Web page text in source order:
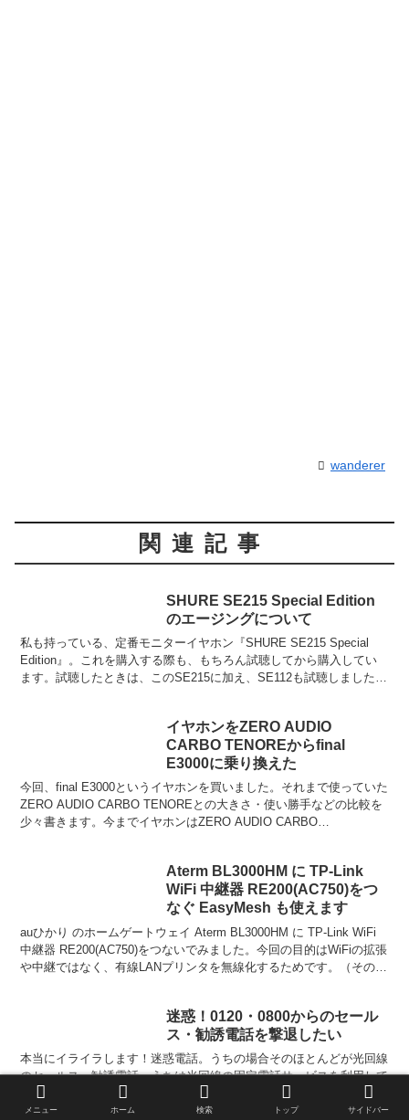
wanderer
関連記事
SHURE SE215 Special Edition
のエージングについて
私も持っている、定番モニターイヤホン『SHURE SE215 Special
Edition』。これを購入する際も、もちろん試聴してから購入してい
ます。試聴したときは、このSE215に加え、SE112も試聴しました。
イヤホンをZERO AUDIO
CARBO TENOREからfinal
E3000に乗り換えた
今回、final E3000というイヤホンを買いました。それまで使っていた
ZERO AUDIO CARBO TENOREとの大きさ・使い勝手などの比較を
少々書きます。今までイヤホンはZERO AUDIO CARBO
Aterm BL3000HM に TP-Link
WiFi 中継器 RE200(AC750)をつ
なぐ EasyMesh も使えます
auひかり のホームゲートウェイ Aterm BL3000HM に TP-Link WiFi
中継器 RE200(AC750)をつないでみました。今回の目的はWiFiの拡張
や中継ではなく、有線LANプリンタを無線化するためです。（そのた
迷惑！0120・0800からのセール
ス・勧誘電話を撃退したい
本当にイライラします！迷惑電話。うちの場合そのほとんどが光回線
のセールス・勧誘電話。うちは光回線の固定電話サービスを利用して
nuro光を契約していることを既に知っているので、nu...
メニュー ホーム 検索 トップ サイドバー